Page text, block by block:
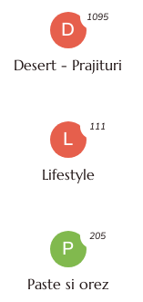
D
Desert - Prajituri
1095
L
Lifestyle
111
P
Paste si orez
205